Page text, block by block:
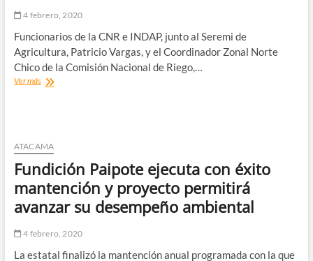
4 febrero, 2020
Funcionarios de la CNR e INDAP, junto al Seremi de
Agricultura, Patricio Vargas, y el Coordinador Zonal Norte
Chico de la Comisión Nacional de Riego,…
Ver másAutoridades
reúnen
con
regantes
agricultores
para
a
en
ATACAMA
Fundición Paipote ejecuta con éxito
mantención y proyecto permitirá
avanzar su desempeño ambiental
4 febrero, 2020
La estatal finalizó la mantención anual programada con la que